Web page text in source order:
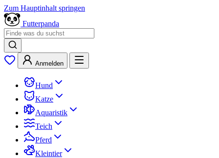
Zum Hauptinhalt springen
Futterpanda
Anmelden
Hund
Katze
Aquaristik
Teich
Pferd
Kleintier